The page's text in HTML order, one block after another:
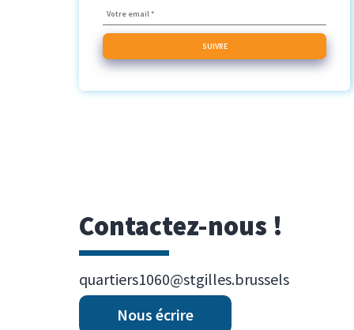
Contactez-nous !
quartiers1060@stgilles.brussels
Nous écrire